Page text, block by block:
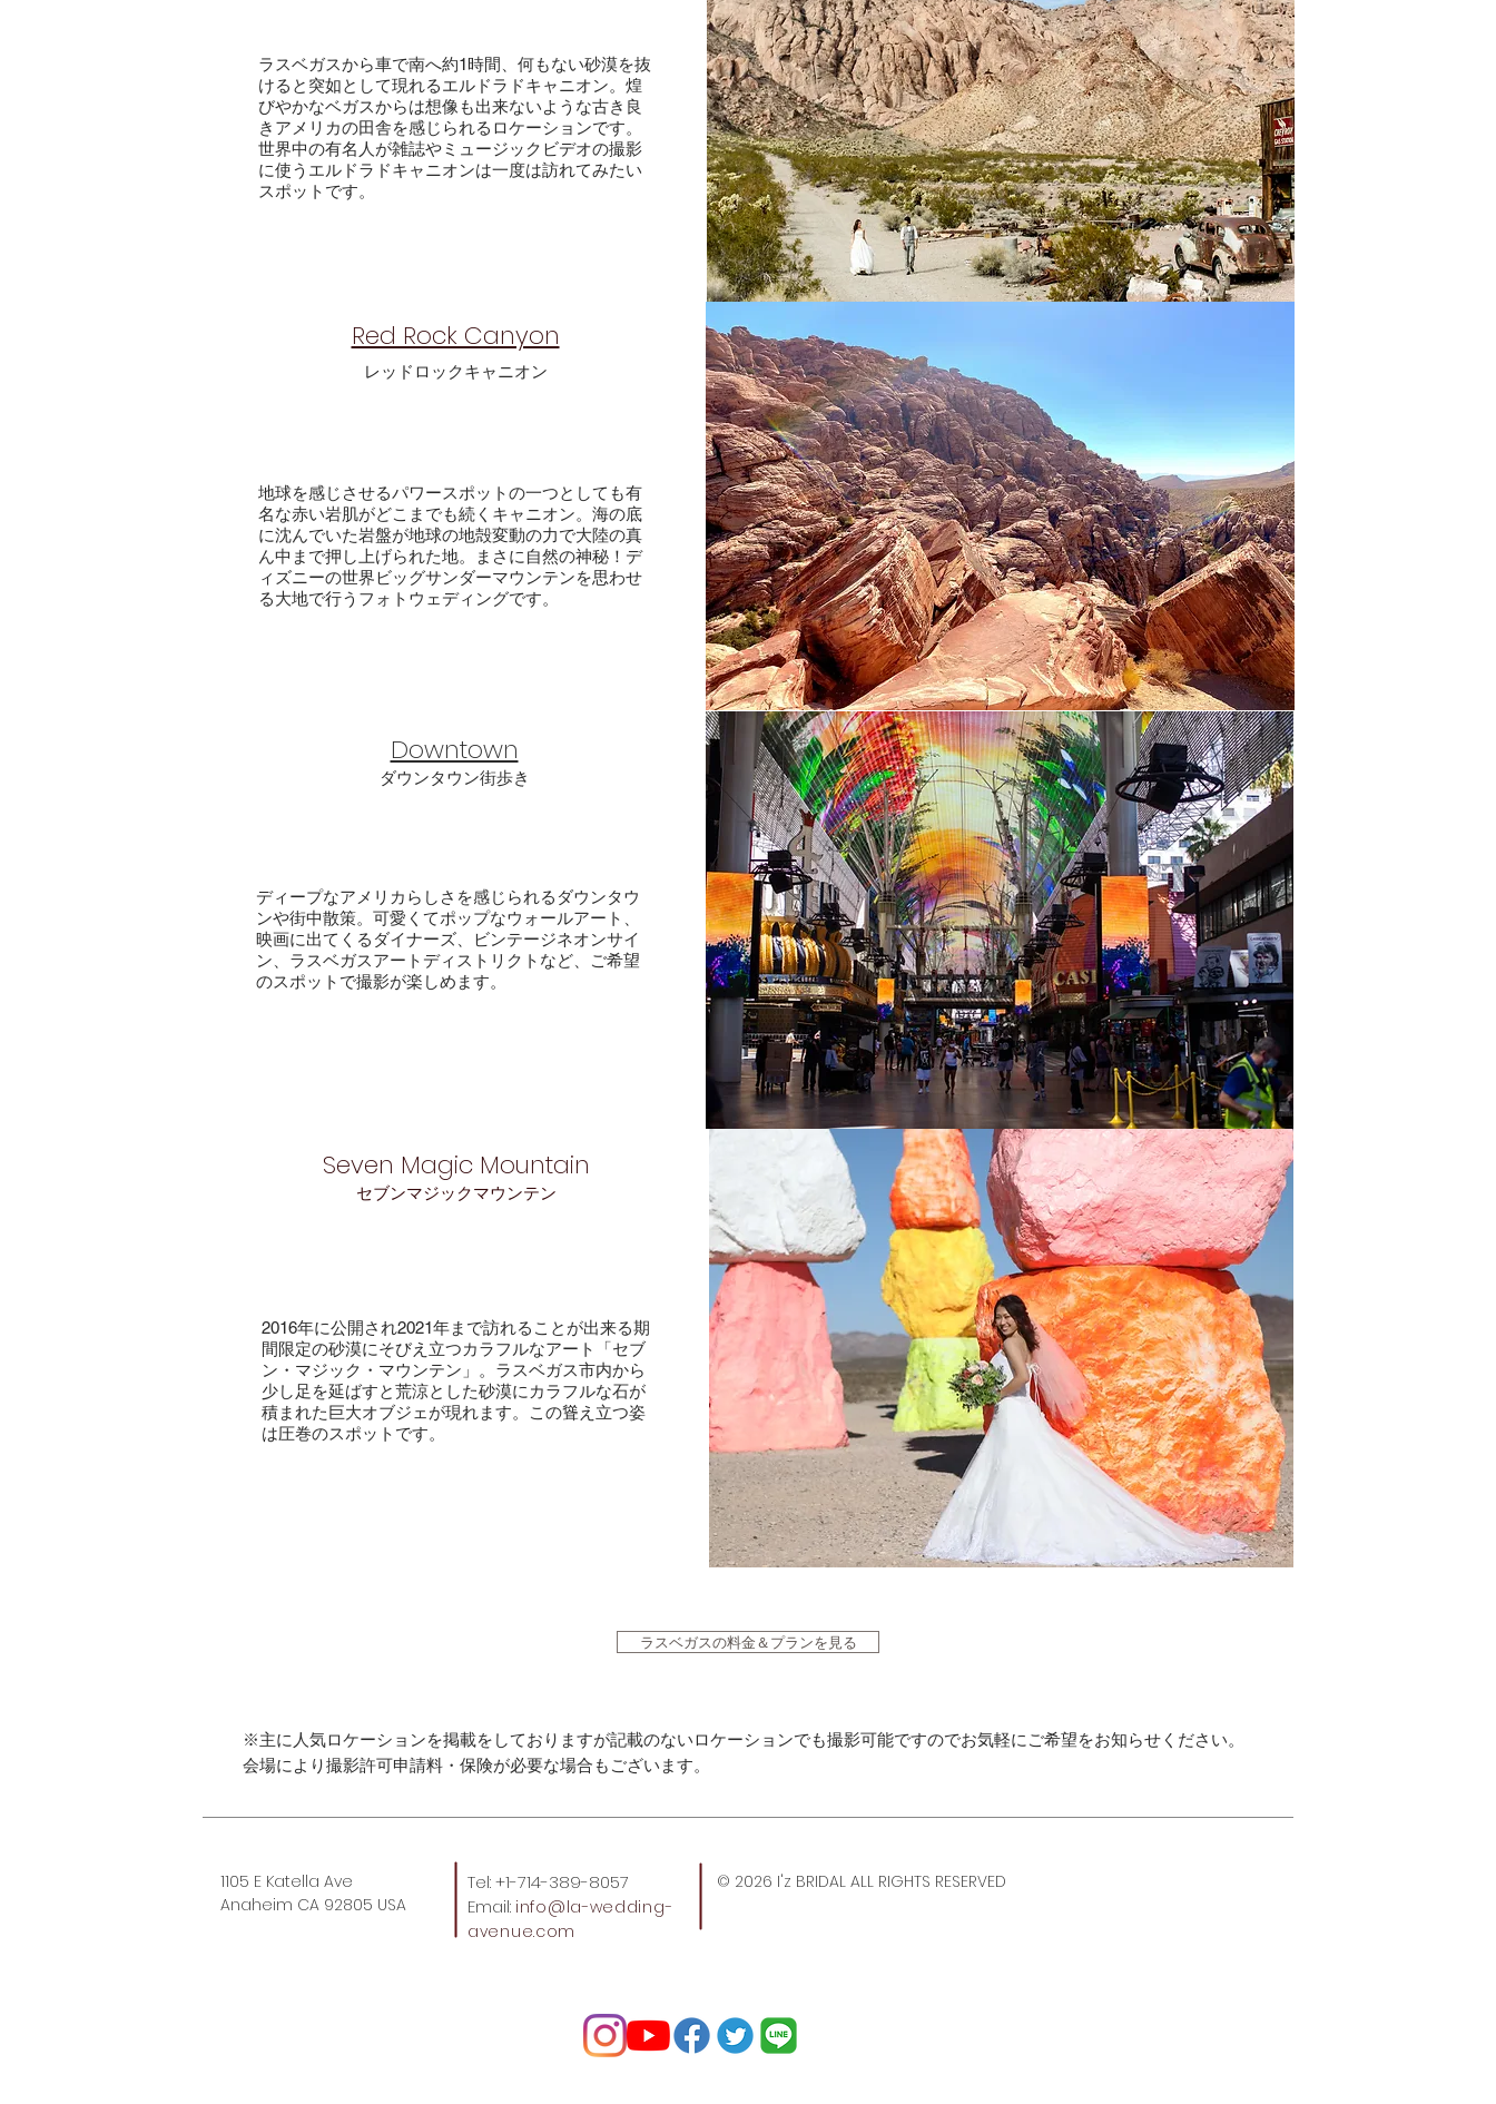
ラスベガスから車で南へ約1時間、何もない砂漠を抜
けると突如として現れるエルドラドキャニオン。煌
びやかなベガスからは想像も出来ないような古き良
きアメリカの田舎を感じられるロケーションです。
世界中の有名人が雑誌やミュージックビデオの撮影
に使うエルドラドキャニオンは一度は訪れてみたい
スポットです。
Red Rock Canyon​
​レッドロックキャニオン
地球を感じさせるパワースポットの一つとしても有
名な赤い岩肌がどこまでも続くキャニオン。海の底
に沈んでいた岩盤が地球の地殻変動の力で大陸の真
ん中まで押し上げられた地。まさに自然の神秘！デ
ィズニーの世界ビッグサンダーマウンテンを思わせ
る大地で行うフォトウェディングです。
Downtown
​ダウンタウン街歩き
ディープなアメリカらしさを感じられるダウンタウ
ンや街中散策。可愛くてポップな​ウォールアート、
映画に出てくるダイナーズ、ビンテージネオンサイ
ン、ラスベガスアートディストリクトなど、ご希望
のスポットで撮影が楽しめます。
Seven Magic Mountain
​セブンマジックマウンテン
2016年に公開され2021年まで訪れることが出来る期
間限定の砂漠にそびえ立つカラフルなアート「セブ
ン・マジック・マウンテン」。ラスベガス市内から
少し足を延ばすと荒涼とした砂漠にカラフルな石が
積まれた巨大オブジェが現れます。この聳え立つ姿
は圧巻のスポットです。
ラスベガスの料金＆プランを見る
※主に人気ロケーションを掲載をしておりますが記載のないロケーションでも撮影可能ですのでお気軽にご希望をお知らせください。
会場により撮影許可申請料・保険が必要な場合もございます。
1105 E Katella Ave
Anaheim CA 92805 USA
Tel: +1-714-389-8057
Email: info@la-wedding-
avenue.com
© 2026 I'z BRIDAL ALL RIGHTS RESERVED